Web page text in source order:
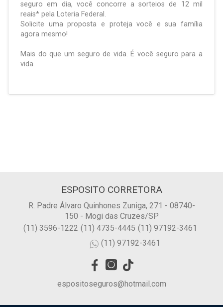
seguro em dia, você concorre a sorteios de 12 mil
reais* pela Loteria Federal.
Solicite uma proposta e proteja você e sua família
agora mesmo!
Mais do que um seguro de vida. É você seguro para a
vida.
ESPOSITO CORRETORA
R. Padre Álvaro Quinhones Zuniga, 271 - 08740-
150 - Mogi das Cruzes/SP
(11) 3596-1222 (11) 4735-4445 (11) 97192-3461
(11) 97192-3461
espositoseguros@hotmail.com